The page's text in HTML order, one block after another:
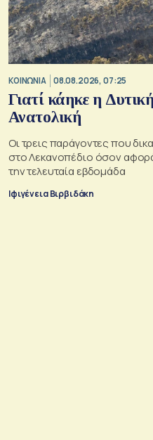
ΚΟΙΝΩΝΙΑ 08.08.2026, 07:25
Γιατί κάηκε η
Ανατολική
Oι τρεις παράγοντες που
στο Λεκανοπέδιο όσον
την τελευταία εβδομάδα
Ιφιγένεια Βιρβιδάκη